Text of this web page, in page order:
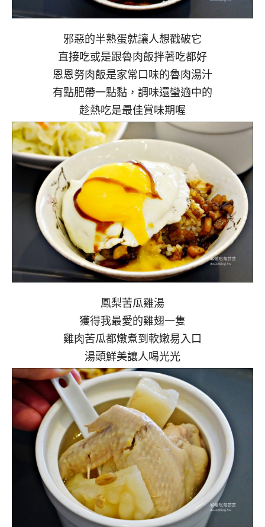
邪惡的半熟蛋就讓人想戳破它
直接吃或是跟魯肉飯拌著吃都好
恩恩努肉飯是家常口味的魯肉湯汁
有點肥帶一點黏，調味還蠻適中的
趁熱吃是最佳賞味期喔
鳳梨苦瓜雞湯
獲得我最愛的雞翅一隻
雞肉苦瓜都燉煮到軟嫩易入口
湯頭鮮美讓人喝光光